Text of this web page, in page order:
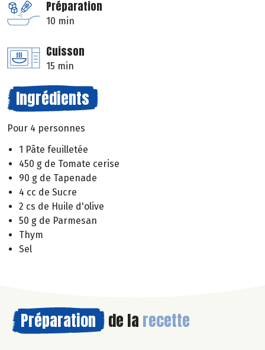
Préparation
10 min
Cuisson
15 min
Ingrédients
Pour 4 personnes
1 Pâte feuilletée
450 g de Tomate cerise
90 g de Tapenade
4 cc de Sucre
2 cs de Huile d'olive
50 g de Parmesan
Thym
Sel
Préparation de la recette